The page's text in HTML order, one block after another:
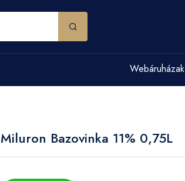
Webáruházak
Miluron Bazovinka 11% 0,75L